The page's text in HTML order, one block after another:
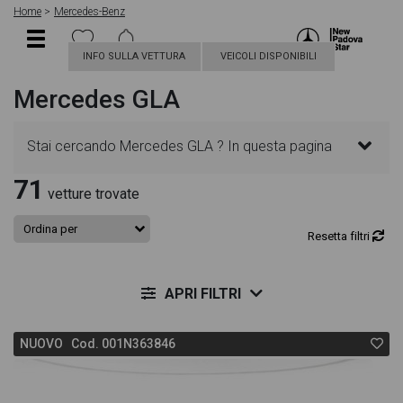
Home Mercedes-Benz
INFO SULLA VETTURA VEICOLI DISPONIBILI
Mercedes GLA
Stai cercando Mercedes GLA ? In questa pagina
troverai le migliori offerte per acquistare un veicolo
Mercedes nuovo. Le schede veicolo sono
71 vetture trovate
Resetta filtri
APRI FILTRI
NUOVO Cod. 001N363846